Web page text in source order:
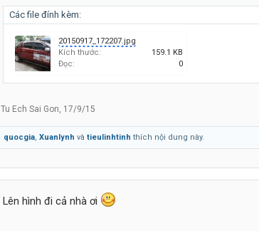
Các file đính kèm:
20150917_172207.jpg
Kích thước:
159.1 KB
Đọc:
0
Tu Ech Sai Gon, 17/9/15
quocgia, Xuanlynh và tieulinhtinh thích nội dung này.
Lên hình đi cả nhà ơi